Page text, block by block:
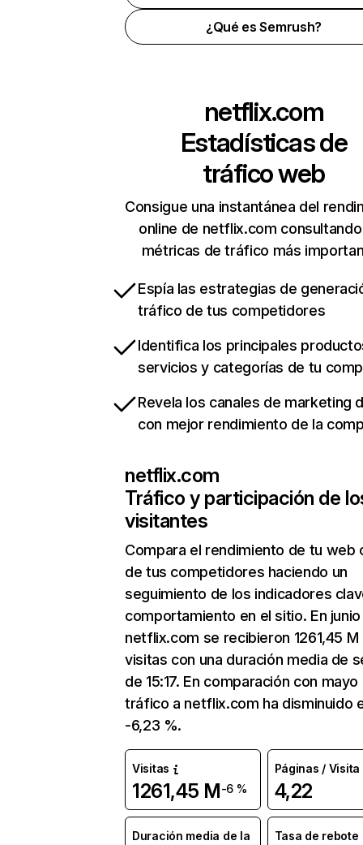
¿Qué es Semrush?
netflix.com
Estadísticas de
tráfico web
Consigue una instantánea del
online de netflix.com
métricas de tráfico más
Espía las estrategias de
tráfico de tus competidores
Identifica los principales
servicios y categorías de tu
Revela los canales de marketing
con mejor rendimiento de la
netflix.com
Tráfico y participación de
visitantes
Compara el rendimiento de tu web
de tus competidores haciendo un
seguimiento de los indicadores
comportamiento en el sitio. En junio
netflix.com se recibieron 1261,45 M
visitas con una duración media de
de 15:17. En comparación con mayo
tráfico a netflix.com ha disminuido
-6,23 %.
Visitas
1261,45 M-6 %
Páginas / Visita
4,22
Duración media de la
Tasa de rebote